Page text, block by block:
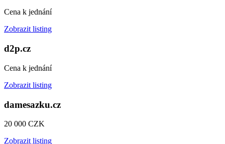
Cena k jednání
Zobrazit listing
d2p.cz
Cena k jednání
Zobrazit listing
damesazku.cz
20 000 CZK
Zobrazit listing